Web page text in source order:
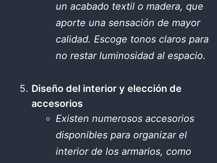
un acabado textil o madera, que
aporte una sensación de mayor
calidad. Escoge tonos claros para
no restar luminosidad al espacio.
Diseño del interior y elección de
accesorios
Existen numerosos accesorios
disponibles para organizar el
interior de los armarios, como